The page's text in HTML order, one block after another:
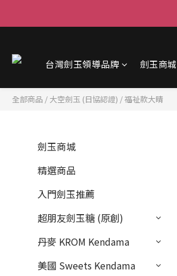
台灣劍玉領導品牌 劍玉商城
全部商品 / 大空劍玉 (日協認證) /福祉款大晴
劍玉商城
精選商品
入門劍玉推薦
超朋友劍玉糖 (原創)
丹麥 KROM Kendama
美國 Sweets Kendama